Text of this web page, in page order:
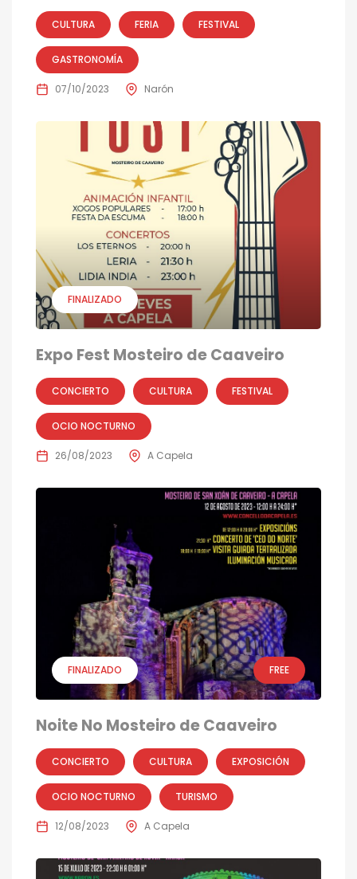
CULTURA FERIA FESTIVAL
GASTRONOMÍA
07/10/2023 Narón
FINALIZADO
Expo Fest Mosteiro de Caaveiro
CONCIERTO CULTURA FESTIVAL
OCIO NOCTURNO
26/08/2023 A Capela
FINALIZADO FREE
Noite No Mosteiro de Caaveiro
CONCIERTO CULTURA EXPOSICIÓN
OCIO NOCTURNO TURISMO
12/08/2023 A Capela